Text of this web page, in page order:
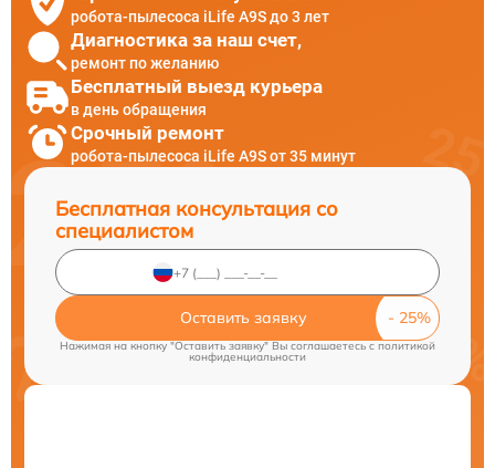
робота-пылесоса iLife A9S до 3 лет
Диагностика за наш счет,
ремонт по желанию
Бесплатный выезд курьера
в день обращения
Срочный ремонт
робота-пылесоса iLife A9S от 35 минут
Бесплатная консультация со
специалистом
Оставить заявку
Нажимая на кнопку "Оставить заявку" Вы соглашаетесь c политикой
конфиденциальности